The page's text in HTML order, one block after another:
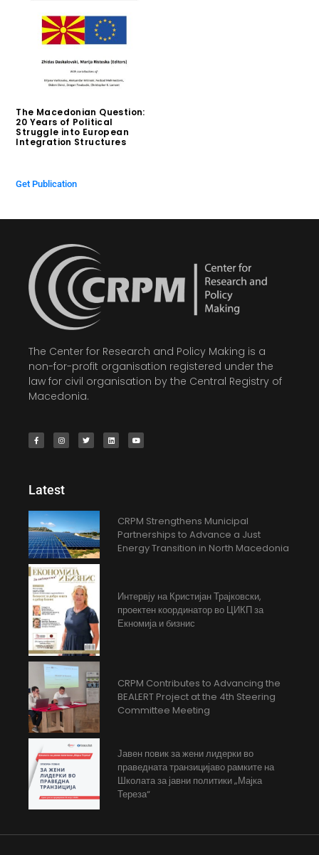
The Macedonian Question:
20 Years of Political
Struggle into European
Integration Structures
Get Publication
The Center for Research and Policy Making is a
non-for-profit organisation registered under the
law for civil organisation by the Central Registry of
Macedonia.
Latest
CRPM Strengthens Municipal
Partnerships to Advance a Just
Energy Transition in North Macedonia
Интервју на Кристијан Трајковски,
проектен координатор во ЦИКП за
Екномија и бизнис
CRPM Contributes to Advancing the
BEALERT Project at the 4th Steering
Committee Meeting
Јавен повик за жени лидерки во
праведната транзицијаво рамките на
Школата за јавни политики „Мајка
Тереза“